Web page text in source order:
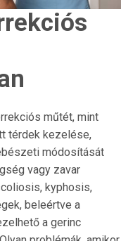
műtét, mint
térdek kezelése,
módosítását
vagy zavar
kyphosis,
beleértve a
a gerinc